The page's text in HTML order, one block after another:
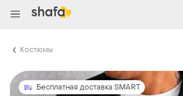
Костюмы
Бесплатная доставка SMART